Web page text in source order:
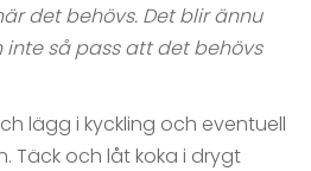
det behövs. Det blir ännu
så pass att det behövs
lägg i kyckling och eventuell
Täck och låt koka i drygt